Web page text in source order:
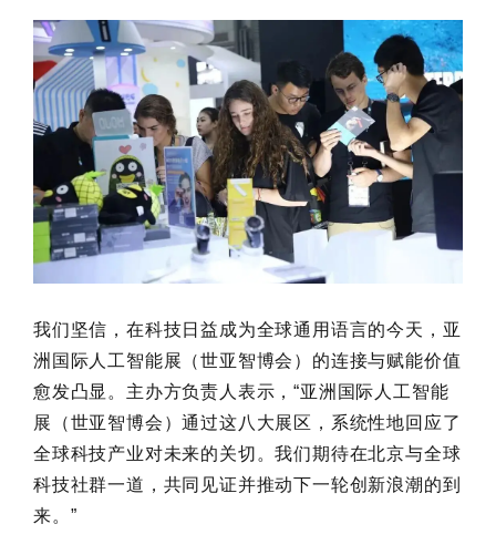
我们坚信，在科技日益成为全球通用语言的今天，亚
洲国际人工智能展（世亚智博会）的连接与赋能价值
愈发凸显。主办方负责人表示，“亚洲国际人工智能
展（世亚智博会）通过这八大展区，系统性地回应了
全球科技产业对未来的关切。我们期待在北京与全球
科技社群一道，共同见证并推动下一轮创新浪潮的到
来。”